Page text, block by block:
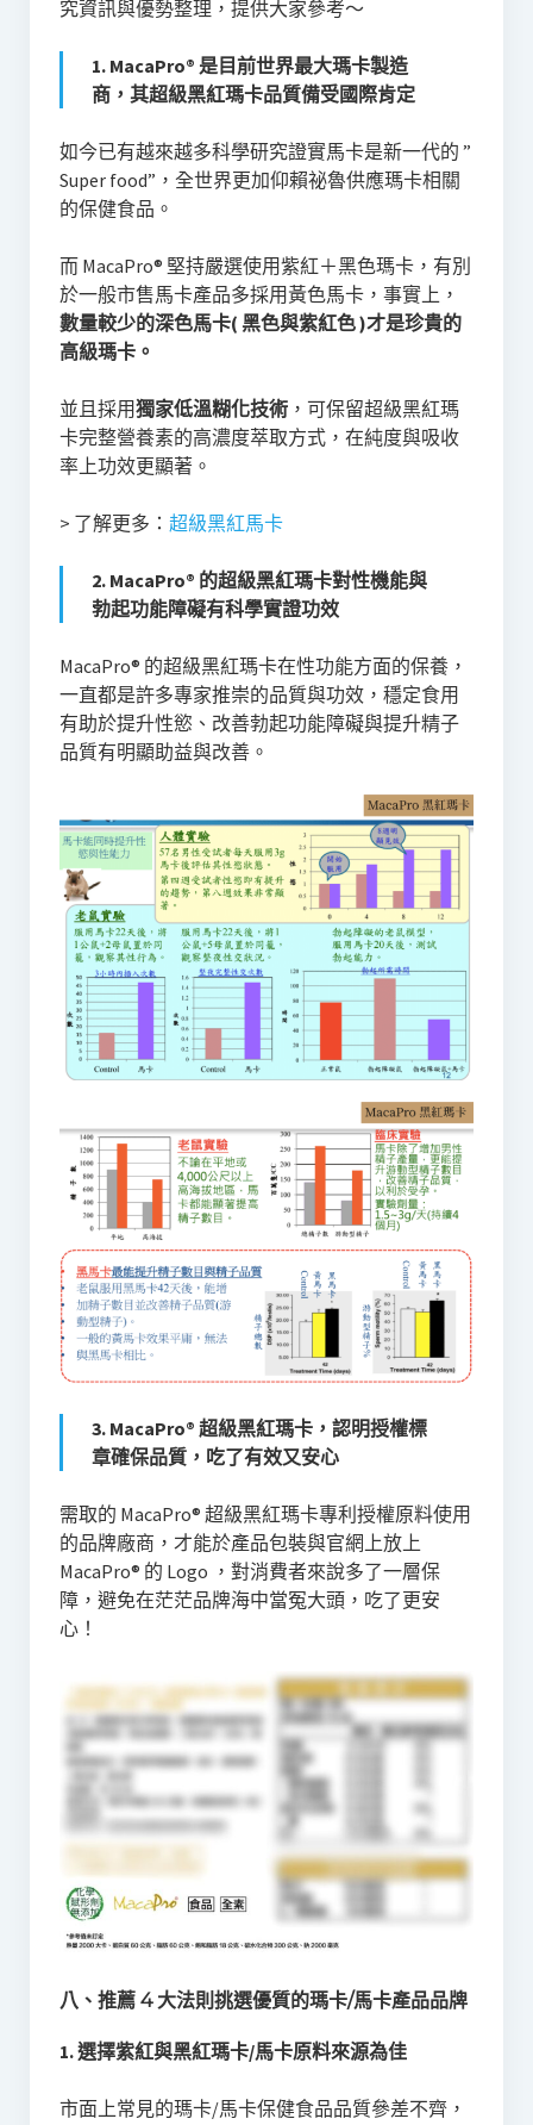
究資訊與優勢整理，提供大家參考～
1. MacaPro® 是目前世界最大瑪卡製造
商，其超級黑紅瑪卡品質備受國際肯定
如今已有越來越多科學研究證實馬卡是新一代的 ”
Super food”，全世界更加仰賴祕魯供應瑪卡相關
的保健食品。
而 MacaPro® 堅持嚴選使用紫紅＋黑色瑪卡，有別
於一般市售馬卡產品多採用黃色馬卡，事實上，
數量較少的深色馬卡( 黑色與紫紅色 )才是珍貴的
高級瑪卡。
並且採用獨家低溫糊化技術，可保留超級黑紅瑪
卡完整營養素的高濃度萃取方式，在純度與吸收
率上功效更顯著。
> 了解更多： 超級黑紅馬卡
2. MacaPro® 的超級黑紅瑪卡對性機能與
勃起功能障礙有科學實證功效
MacaPro® 的超級黑紅瑪卡在性功能方面的保養，
一直都是許多專家推崇的品質與功效，穩定食用
有助於提升性慾、改善勃起功能障礙與提升精子
品質有明顯助益與改善。
3. MacaPro® 超級黑紅瑪卡，認明授權標
章確保品質，吃了有效又安心
需取的 MacaPro® 超級黑紅瑪卡專利授權原料使用
的品牌廠商，才能於產品包裝與官網上放上
MacaPro® 的 Logo ，對消費者來說多了一層保
障，避免在茫茫品牌海中當冤大頭，吃了更安
心！
八、推薦 4 大法則挑選優質的瑪卡/馬卡產品品牌
1. 選擇紫紅與黑紅瑪卡/馬卡原料來源為佳
市面上常見的瑪卡/馬卡保健食品品質參差不齊，